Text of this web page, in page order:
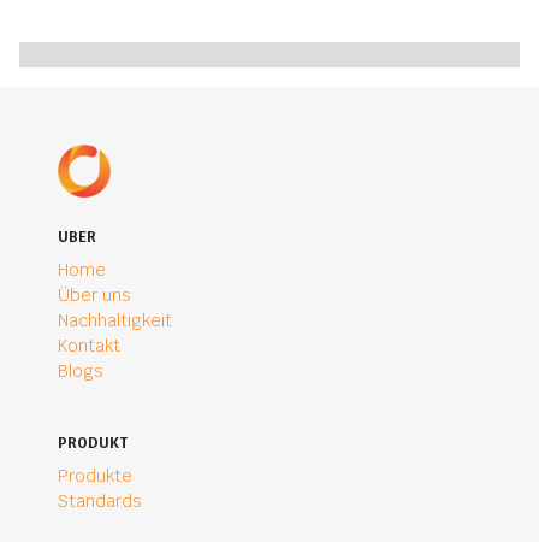
UBER
Home
Über uns
Nachhaltigkeit
Kontakt
Blogs
PRODUKT
Produkte
Standards